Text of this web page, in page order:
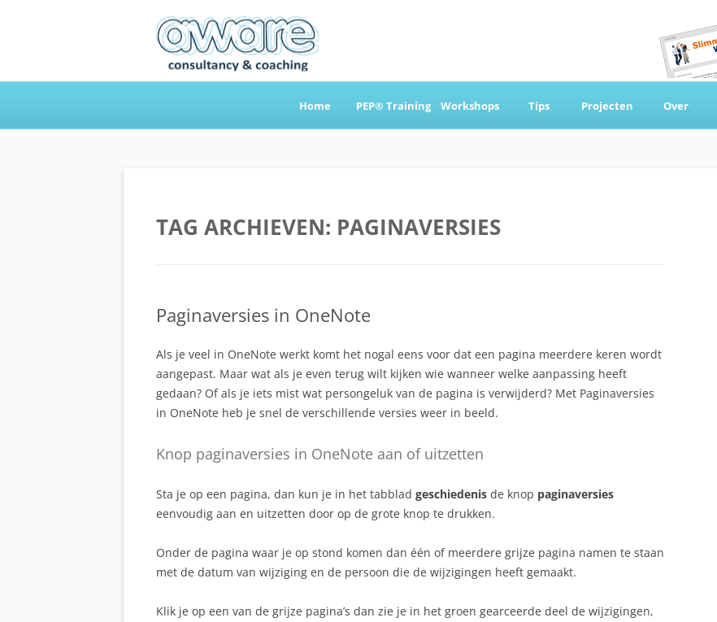
Ga
de
Home PEP® Training Workshops Tips Projecten Over
TAG ARCHIEVEN: PAGINAVERSIES
Paginaversies in OneNote
Als je veel in OneNote werkt komt het nogal eens voor dat een pagina meerdere keren wordt
aangepast. Maar wat als je even terug wilt kijken wie wanneer welke aanpassing heeft
gedaan? Of als je iets mist wat persongeluk van de pagina is verwijderd? Met Paginaversies
in OneNote heb je snel de verschillende versies weer in beeld.
Knop paginaversies in OneNote aan of uitzetten
Sta je op een pagina, dan kun je in het tabblad geschiedenis de knop paginaversies
eenvoudig aan en uitzetten door op de grote knop te drukken.
Onder de pagina waar je op stond komen dan één of meerdere grijze pagina namen te staan
met de datum van wijziging en de persoon die de wijzigingen heeft gemaakt.
Klik je op een van de grijze pagina’s dan zie je in het groen gearceerde deel de wijzigingen,